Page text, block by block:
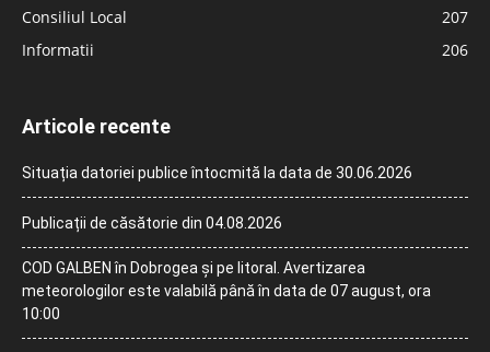
Consiliul Local
207
Informatii
206
Articole recente
Situația datoriei publice întocmită la data de 30.06.2026
Publicații de căsătorie din 04.08.2026
COD GALBEN în Dobrogea și pe litoral. Avertizarea
meteorologilor este valabilă până în data de 07 august, ora
10:00